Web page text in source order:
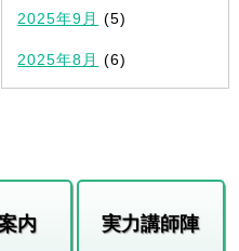
2025年9月 (5)
2025年8月 (6)
内 実力講師陣